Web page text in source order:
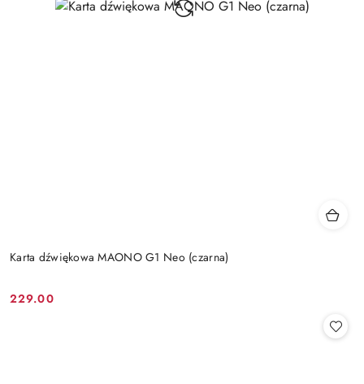
Karta dźwiękowa MAONO G1 Neo (czarna)
Cena:
229.00